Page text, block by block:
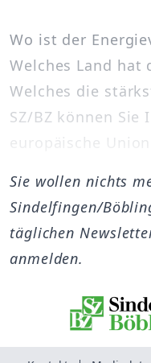
Wo ist der
Welches Land hat
Welches die
SZ/BZ können Sie
europäische Union
Sie wollen nichts
Sindelfingen/
täglichen
anmelden.